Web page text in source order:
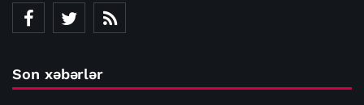
Son xəbərlər